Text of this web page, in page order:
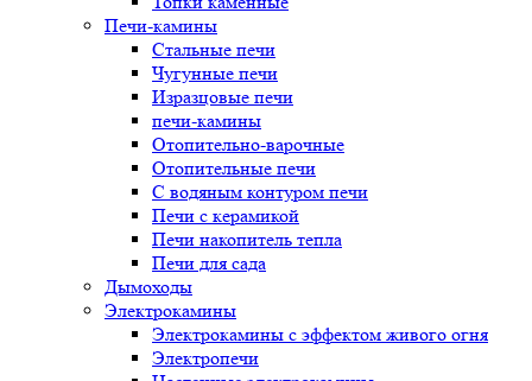
Печи-камины
Стальные печи
Чугунные печи
Изразцовые печи
печи-камины
Отопительно-варочные
Отопительные печи
С водяным контуром печи
Печи с керамикой
Печи накопитель тепла
Печи для сада
Дымоходы
Электрокамины
Электрокамины с эффектом живого огня
Электропечи